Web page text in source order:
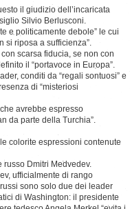
il giudizio dell’incaricata
Silvio Berlusconi.
e politicamente debole” le cui
si riposa a sufficienza”.
scarsa fiducia, se non con
il “portavoce in Europa”.
conditi da “regali sontuosi” e
di “misteriosi
avrebbe espresso
da parte della Turchia”.
colorite espressioni contenute
russo Dmitri Medvedev.
ufficialmente di rango
sono solo due dei leader
di Washington: il presidente